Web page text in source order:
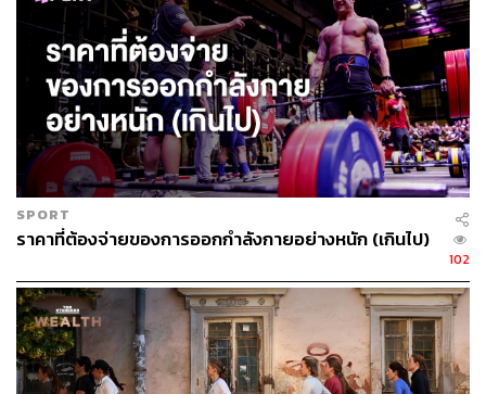
จเดิมของตัวเอง สามารถจ่ายในราคาที่ลดลง แลกกับสิทธิ
ประโยชน์บางอย่างที่ลดลง
เช่น จากที่สามารถเล่นได้ทุกสาขา ก็เล่นได้ที่สาขาเดียว หรือ
หากตั้งการเข้าคลาสก็สามารถจ่ายเพิ่มได้ สำหรับคลาสได้มี
เพิ่มจากช่วงปกติอีก 1,000 คลาส รวมเป็น 30,000 คลาสใน
ทุกสาขารวมกัน โดยสามารถเช็กได้ล่วงหน้า 2 สัปดาห์ และ
จองภายใน 48 ชั่วโมง
“หลังจากนี้พฤติกรรมของผู้บริโภคจะหันมาใส่ใจเรื่องของ
ความปลอดภัยมากขึ้น ส่วนคำถามว่าลูกค้าจะตัดลดค่าใช้
จ่ายในการออกกำลังกายลงไหม ส่วนตัวคิดว่า นี่จะไม่ใช่ตัว
เลือกแรกสำหรับคนที่มองว่าเป็นการลงทุนเพื่อสุขภาพ ส่วน
การออกกำลังกายออนไลน์หรือหันไปออกกำลังกายที่บ้าน
เราก็เชื่อว่าไม่กระทบ”
SPORT
ราคาที่ต้องจ่ายของการออกกำลังกายอย่างหนัก (เกินไป)
102